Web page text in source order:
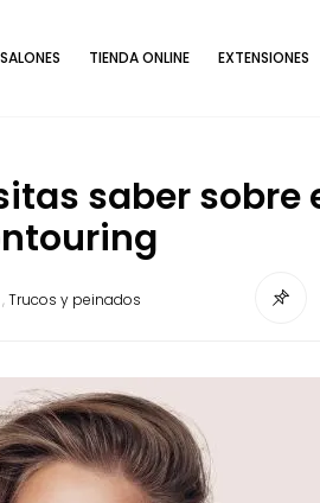
SALONES TIENDA ONLINE EXTENSIONES
saber sobre
, Trucos y peinados